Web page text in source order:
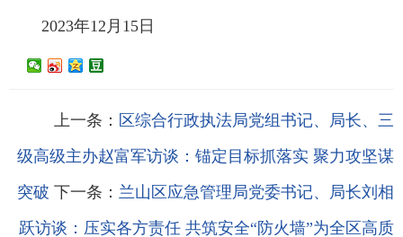
2023年12月15日
上一条： 区综合行政执法局党组书记、局长、三
级高级主办赵富军访谈：锚定目标抓落实 聚力攻坚谋
突破 下一条： 兰山区应急管理局党委书记、局长刘相
跃访谈：压实各方责任 共筑安全“防火墙”为全区高质